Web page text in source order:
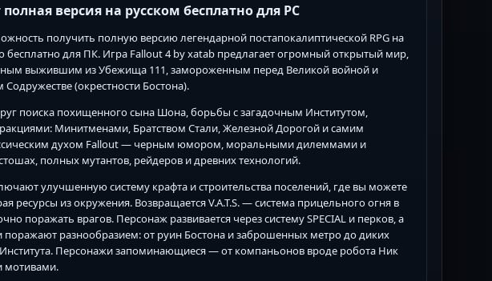
версия на русском бесплатно для PC
получить полную версию легендарной постапокалиптической RPG на
бесплатно для ПК. Игра Fallout 4 by xatab предлагает огромный открытый мир,
выжившим из Убежища 111, замороженным перед Великой войной и
(окрестности Бостона).
поиска похищенного сына Шона, борьбы с загадочным Институтом,
Минитменами, Братством Стали, Железной Дорогой и самим
духом Fallout — черным юмором, моральными дилеммами и
полных мутантов, рейдеров и древних технологий.
улучшенную систему крафта и строительства поселений, где вы можете
ресурсы из окружения. Возвращается V.A.T.S. — система прицельного огня в
поражать врагов. Персонаж развивается через систему SPECIAL и перков, а
разнообразием: от руин Бостона и заброшенных метро до диких
Персонажи запоминающиеся — от компаньонов вроде робота Ник
мотивами.